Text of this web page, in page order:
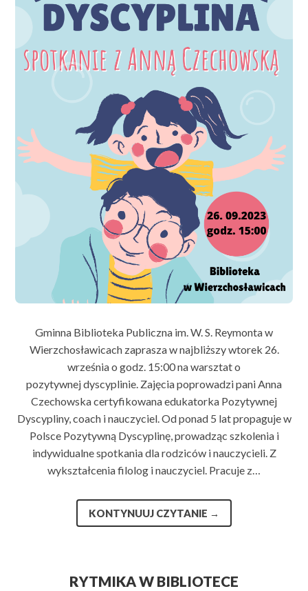
Gminna Biblioteka Publiczna im. W. S. Reymonta w
Wierzchosławicach zaprasza w najbliższy wtorek 26.
września o godz. 15:00 na warsztat o
pozytywnej dyscyplinie. Zajęcia poprowadzi pani Anna
Czechowska certyfikowana edukatorka Pozytywnej
Dyscypliny, coach i nauczyciel. Od ponad 5 lat propaguje w
Polsce Pozytywną Dyscyplinę, prowadząc szkolenia i
indywidualne spotkania dla rodziców i nauczycieli. Z
wykształcenia filolog i nauczyciel. Pracuje z…
KONTYNUUJ CZYTANIE →
RYTMIKA W BIBLIOTECE